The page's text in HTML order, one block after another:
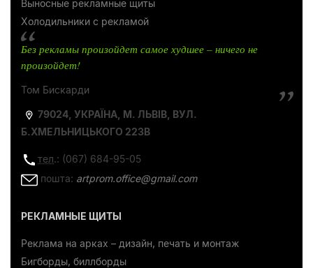
Выносные рекламные щиты
Холодильники с рекламой
Без рекламы произойдет самое худшее – ничего не
произойдет!
Том Бискарди
79024, УКРАЇНА, М. ЛЬВІВ, ВУЛ.
Б.ХМЕЛЬНИЦЬКОГО 223В
тел.: (067) 684-95-05
пошта: artprom.office@gmail.com
РЕКЛАМНЫЕ ЩИТЫ
Реклама на арках – дизайн, печать и монтаж
Бигборды, биллборды